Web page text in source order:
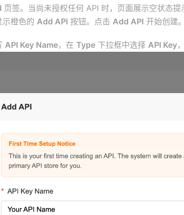
页签。当尚未授权任何 API 时，页面展示空状态
橙色的 Add API按钮。点击 Add API开始创建。
API Key Name，在 Type下拉框中选择 API Key